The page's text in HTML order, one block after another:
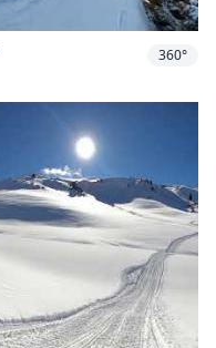
360°